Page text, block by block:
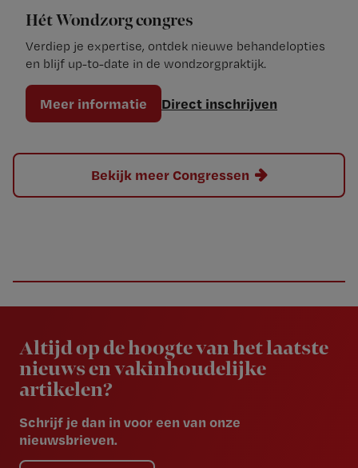
Hét Wondzorg congres
Verdiep je expertise, ontdek nieuwe behandelopties
en blijf up-to-date in de wondzorgpraktijk.
Meer informatie Direct inschrijven
Bekijk meer Congressen
Altijd op de hoogte van het laatste
nieuws en vakinhoudelijke
artikelen?
Schrijf je dan in voor een van onze
nieuwsbrieven.